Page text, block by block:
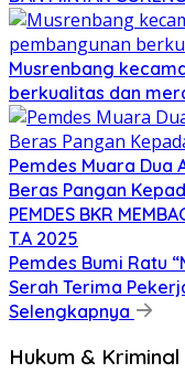
Musrenbang
berkualitas dan
Pemdes Muara Dua
Beras Pangan
PEMDES BKR
T.A 2025
Pemdes Bumi Ratu
Serah Terima
Selengkapnya
Hukum & Kriminal